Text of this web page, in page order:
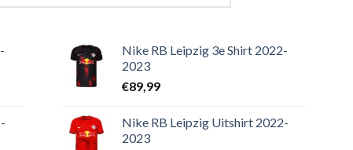
Nike RB Leipzig 3e Shirt 2022-
2023
€89,99
Nike RB Leipzig Uitshirt 2022-
2023